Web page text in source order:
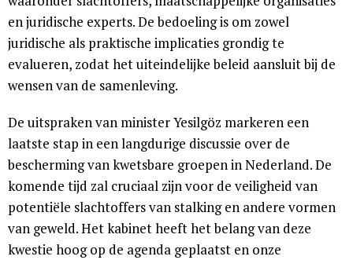
en juridische experts. De bedoeling is om zowel
juridische als praktische implicaties grondig te
evalueren, zodat het uiteindelijke beleid aansluit bij de
wensen van de samenleving.
De uitspraken van minister Yesilgöz markeren een
laatste stap in een langdurige discussie over de
bescherming van kwetsbare groepen in Nederland. De
komende tijd zal cruciaal zijn voor de veiligheid van
potentiële slachtoffers van stalking en andere vormen
van geweld. Het kabinet heeft het belang van deze
kwestie hoog op de agenda geplaatst en onze